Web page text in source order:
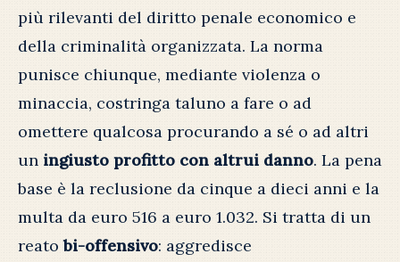
più rilevanti del diritto penale economico e
della criminalità organizzata. La norma
punisce chiunque, mediante violenza o
minaccia, costringa taluno a fare o ad
omettere qualcosa procurando a sé o ad altri
un ingiusto profitto con altrui danno. La pena
base è la reclusione da cinque a dieci anni e la
multa da euro 516 a euro 1.032. Si tratta di un
reatobi-offensivo: aggredisce